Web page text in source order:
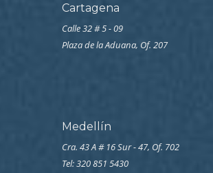
Cartagena
Calle 32 # 5 - 09
Plaza de la Aduana, Of. 207
Medellín
Cra. 43 A # 16 Sur - 47, Of. 702
Tel: 320 851 5430